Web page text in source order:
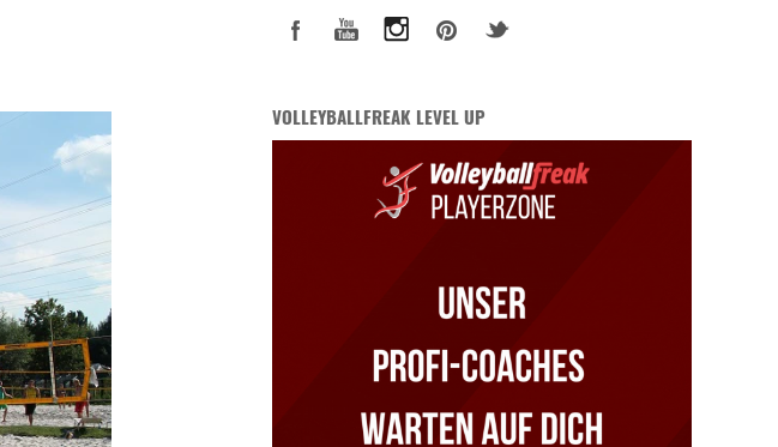
VOLLEYBALLFREAK LEVEL UP